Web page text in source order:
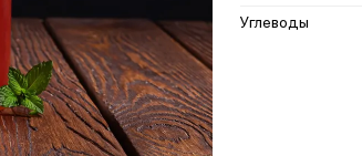
Углеводы